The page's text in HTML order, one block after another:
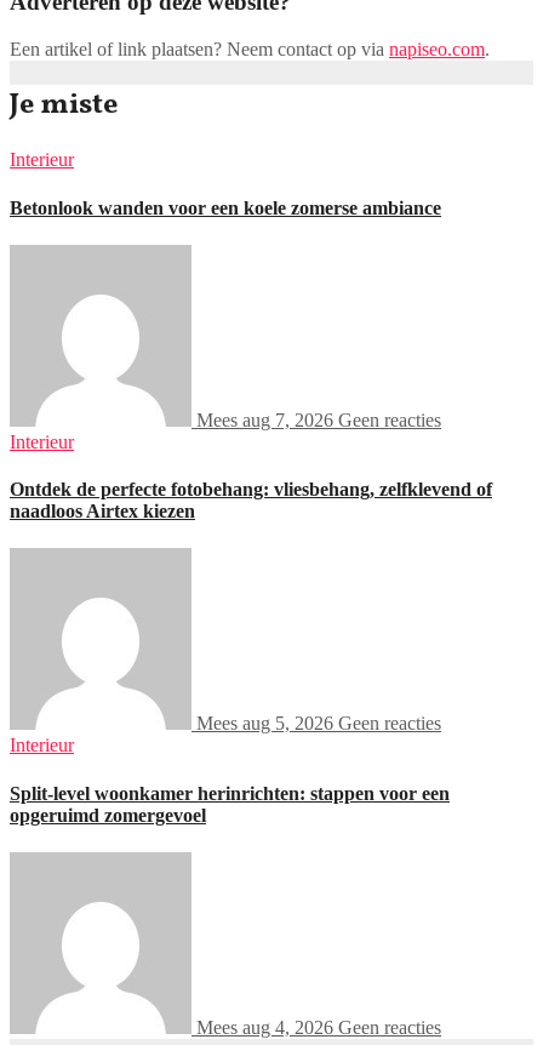
Een artikel of link plaatsen? Neem contact op via napiseo.com.
Je miste
Interieur
Betonlook wanden voor een koele zomerse ambiance
Mees aug 7, 2026 Geen reacties
Interieur
Ontdek de perfecte fotobehang: vliesbehang, zelfklevend of
naadloos Airtex kiezen
Mees aug 5, 2026 Geen reacties
Interieur
Split-level woonkamer herinrichten: stappen voor een
opgeruimd zomergevoel
Mees aug 4, 2026 Geen reacties